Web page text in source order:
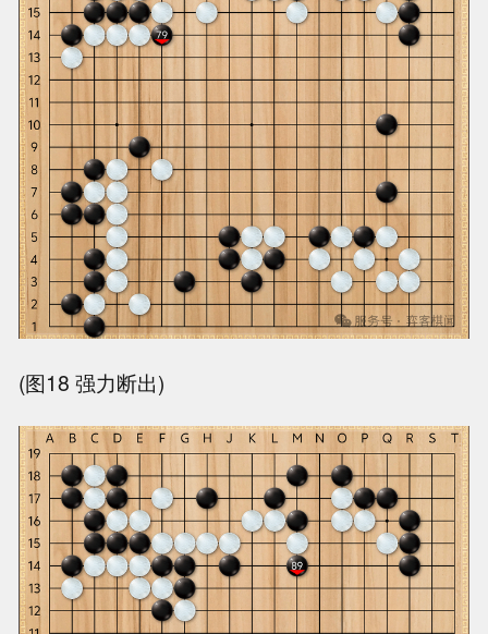
(图18 强力断出)